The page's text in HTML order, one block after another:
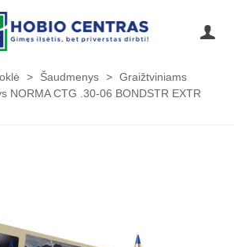
> Šaudmenys > Graižtviniams
NORMA CTG .30-06 BONDSTR EXTR